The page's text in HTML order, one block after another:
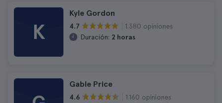
K
Kyle Gordon
4.7
1.380 opiniones
Duración: 2 horas
Gable Price
4.6 1.160 opiniones